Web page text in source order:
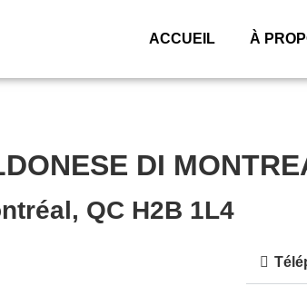
ACCUEIL À
DI
QC H2B 1L4